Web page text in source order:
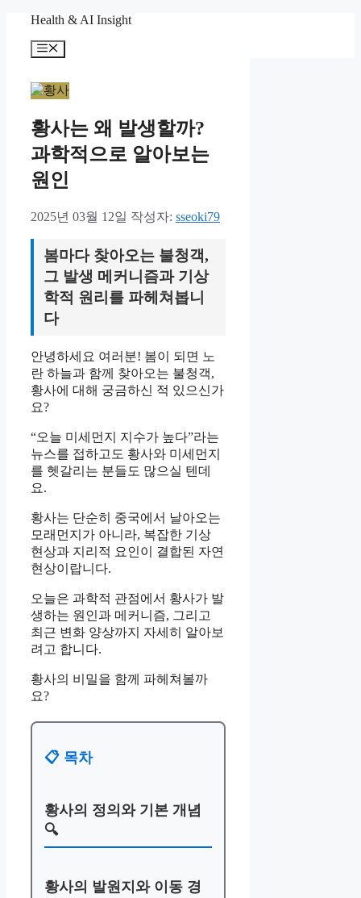
Health & AI Insight
메
황사는 왜 발생할까?
과학적으로 알아보는
원인
2025년 03월 12일 작성자: sseoki79
봄마다 찾아오는 불청객,
그 발생 메커니즘과 기상
학적 원리를 파헤쳐봅니
다
안녕하세요 여러분! 봄이 되면 노
란 하늘과 함께 찾아오는 불청객,
황사에 대해 궁금하신 적 있으신가
요?
“오늘 미세먼지 지수가 높다”라는
뉴스를 접하고도 황사와 미세먼지
를 헷갈리는 분들도 많으실 텐데
요.
황사는 단순히 중국에서 날아오는
모래먼지가 아니라, 복잡한 기상
현상과 지리적 요인이 결합된 자연
현상이랍니다.
오늘은 과학적 관점에서 황사가 발
생하는 원인과 메커니즘, 그리고
최근 변화 양상까지 자세히 알아보
려고 합니다.
황사의 비밀을 함께 파헤쳐볼까
요?
📋 목차
황사의 정의와 기본 개념
🔍
황사의 발원지와 이동 경